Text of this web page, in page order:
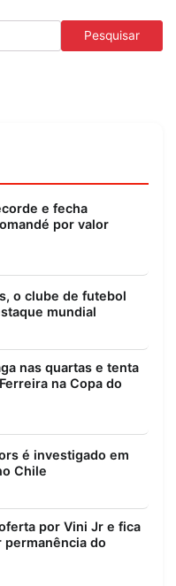
Pesquisar
e fecha
por valor
o clube de futebol
mundial
nas quartas e tenta
na Copa do
é investigado em
Chile
por Vini Jr e fica
permanência do